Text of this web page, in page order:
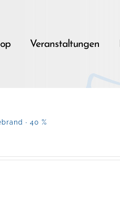
Veranstaltungen
· 40 %